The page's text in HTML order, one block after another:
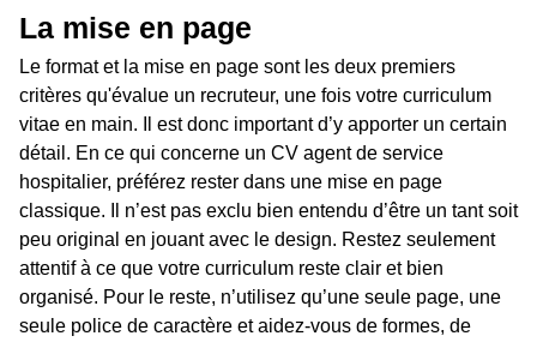
La mise en page
Le format et la mise en page sont les deux premiers
critères qu'évalue un recruteur, une fois votre curriculum
vitae en main. Il est donc important d’y apporter un certain
détail. En ce qui concerne un CV agent de service
hospitalier, préférez rester dans une mise en page
classique. Il n’est pas exclu bien entendu d’être un tant soit
peu original en jouant avec le design. Restez seulement
attentif à ce que votre curriculum reste clair et bien
organisé. Pour le reste, n’utilisez qu’une seule page, une
seule police de caractère et aidez-vous de formes, de